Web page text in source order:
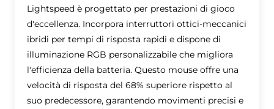
Lightspeed è progettato per prestazioni di gioco
d'eccellenza. Incorpora interruttori ottici-meccanici
ibridi per tempi di risposta rapidi e dispone di
illuminazione RGB personalizzabile che migliora
l'efficienza della batteria. Questo mouse offre una
velocità di risposta del 68% superiore rispetto al
suo predecessore, garantendo movimenti precisi e